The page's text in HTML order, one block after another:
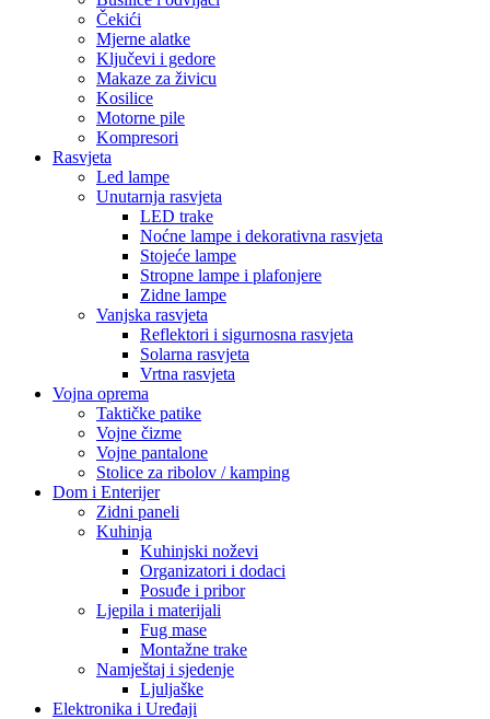
Čekići
Mjerne alatke
Ključevi i gedore
Makaze za živicu
Kosilice
Motorne pile
Kompresori
Rasvjeta
Led lampe
Unutarnja rasvjeta
LED trake
Noćne lampe i dekorativna rasvjeta
Stojeće lampe
Stropne lampe i plafonjere
Zidne lampe
Vanjska rasvjeta
Reflektori i sigurnosna rasvjeta
Solarna rasvjeta
Vrtna rasvjeta
Vojna oprema
Taktičke patike
Vojne čizme
Vojne pantalone
Stolice za ribolov / kamping
Dom i Enterijer
Zidni paneli
Kuhinja
Kuhinjski noževi
Organizatori i dodaci
Posuđe i pribor
Ljepila i materijali
Fug mase
Montažne trake
Namještaj i sjedenje
Ljuljaške
Elektronika i Uređaji